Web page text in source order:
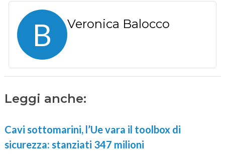
B Veronica Balocco
Leggi anche:
Cavi sottomarini, l’Ue vara il toolbox di
sicurezza: stanziati 347 milioni